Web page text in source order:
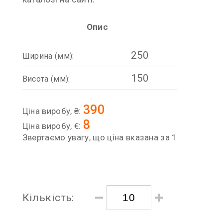
Опис
Ширина (мм): 250
Висота (мм): 150
Ціна виробу, ₴: 390
Ціна виробу, €: 8
Звертаємо увагу, що ціна вказана за 1
Кількість: